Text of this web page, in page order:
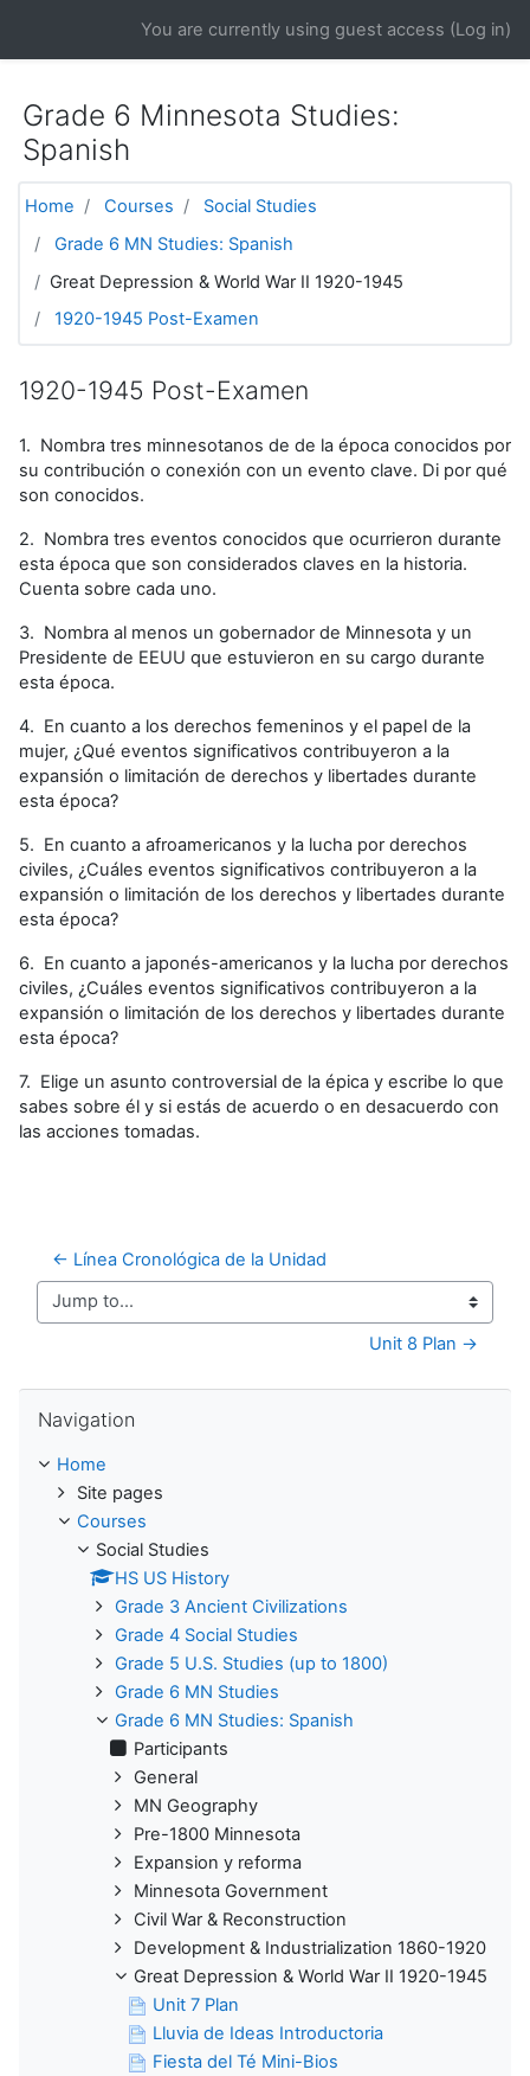
You are currently using guest access (Log in)
Grade 6 Minnesota Studies:
Spanish
Home Courses
Social Studies
Grade 6 MN Studies: Spanish
Great Depression & World War II 1920-1945
1920-1945 Post-Examen
1920-1945 Post-Examen
1. Nombra tres minnesotanos de de la época conocidos por
su contribución o conexión con un evento clave. Di por qué
son conocidos.
2. Nombra tres eventos conocidos que ocurrieron durante
esta época que son considerados claves en la historia.
Cuenta sobre cada uno.
3. Nombra al menos un gobernador de Minnesota y un
Presidente de EEUU que estuvieron en su cargo durante
esta época.
4. En cuanto a los derechos femeninos y el papel de la
mujer, ¿Qué eventos significativos contribuyeron a la
expansión o limitación de derechos y libertades durante
esta época?
5. En cuanto a afroamericanos y la lucha por derechos
civiles, ¿Cuáles eventos significativos contribuyeron a la
expansión o limitación de los derechos y libertades durante
esta época?
6. En cuanto a japonés-americanos y la lucha por derechos
civiles, ¿Cuáles eventos significativos contribuyeron a la
expansión o limitación de los derechos y libertades durante
esta época?
7. Elige un asunto controversial de la épica y escribe lo que
sabes sobre él y si estás de acuerdo o en desacuerdo con
las acciones tomadas.
← Línea Cronológica de la Unidad
Jump to...
Unit 8 Plan →
Navigation
Home
Site pages
Courses
Social Studies
HS US History
Grade 3 Ancient Civilizations
Grade 4 Social Studies
Grade 5 U.S. Studies (up to 1800)
Grade 6 MN Studies
Grade 6 MN Studies: Spanish
Participants
General
MN Geography
Pre-1800 Minnesota
Expansion y reforma
Minnesota Government
Civil War & Reconstruction
Development & Industrialization 1860-1920
Great Depression & World War II 1920-1945
Unit 7 Plan
Lluvia de Ideas Introductoria
Fiesta del Té Mini-Bios